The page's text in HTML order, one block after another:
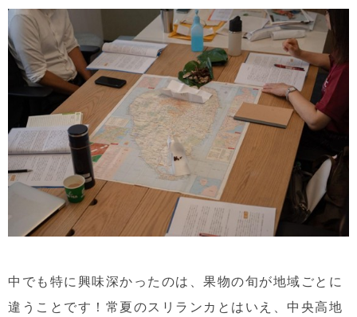
中でも特に興味深かったのは、果物の旬が地域ごとに
違うことです！常夏のスリランカとはいえ、中央高地